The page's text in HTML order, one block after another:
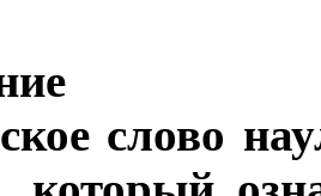
слово